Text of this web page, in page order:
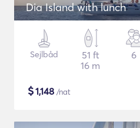
Dia Island with lunch
Sejlbåd
51 ft
16 m
6
$1,148 /nat